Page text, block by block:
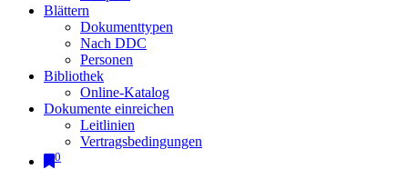
Blättern
Dokumenttypen
Nach DDC
Personen
Bibliothek
Online-Katalog
Dokumente einreichen
Leitlinien
Vertragsbedingungen
0